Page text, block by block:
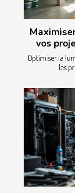
vos
Optimiser la
les